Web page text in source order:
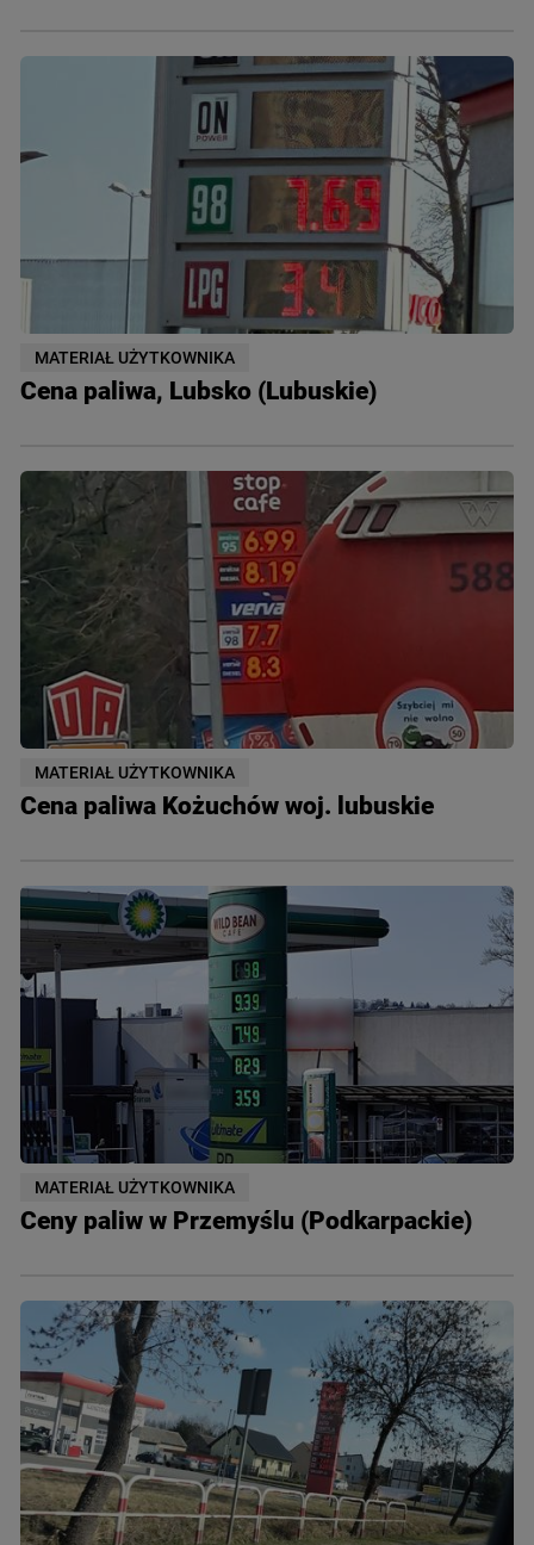
MATERIAŁ UŻYTKOWNIKA
Cena paliwa, Lubsko (Lubuskie)
MATERIAŁ UŻYTKOWNIKA
Cena paliwa Kożuchów woj. lubuskie
MATERIAŁ UŻYTKOWNIKA
Ceny paliw w Przemyślu (Podkarpackie)